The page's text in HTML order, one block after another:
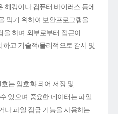
해킹이나 컴퓨터 바이러스 등에
막기 위하여 보안프로그램을
을 하며 외부로부터 접근이
고 기술적/물리적으로 감시 및
는 암호화 되어 저장 및
있으며 중요한 데이터는 파일
나 파일 잠금 기능을 사용하는